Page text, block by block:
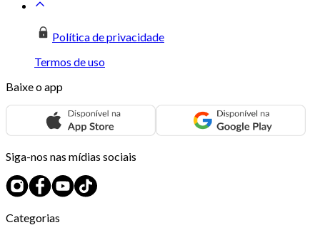
Política de privacidade
Termos de uso
Baixe o app
Siga-nos nas mídias sociais
Categorias